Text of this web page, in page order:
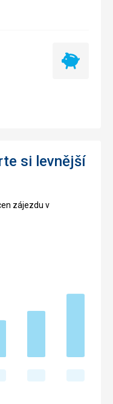
Nejlevnější
si levnější
zájezdu v